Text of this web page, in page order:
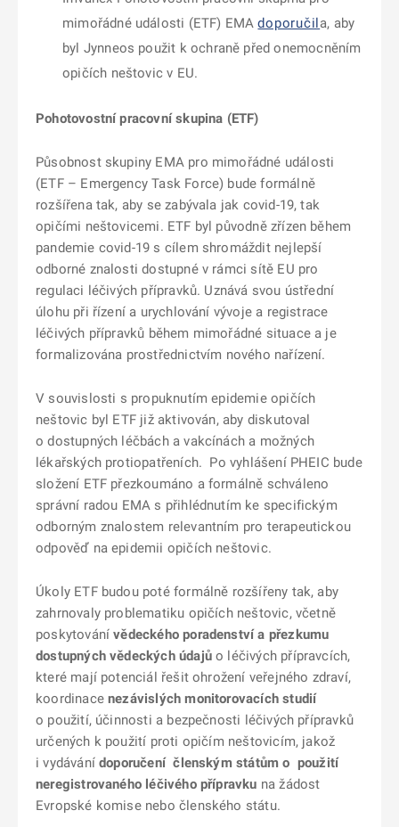
mimořádné události (ETF) EMAdoporučila, aby
byl Jynneos použit k ochraně před onemocněním
opičích neštovic v EU.
Pohotovostní pracovní skupina (ETF)
Působnost skupiny EMA pro mimořádné události
(ETF – Emergency Task Force) bude formálně
rozšířena tak, aby se zabývala jak covid-19, tak
opičími neštovicemi. ETF byl původně zřízen během
pandemie covid-19 s cílem shromáždit nejlepší
odborné znalosti dostupné v rámci sítě EU pro
regulaci léčivých přípravků. Uznává svou ústřední
úlohu při řízení a urychlování vývoje a registrace
léčivých přípravků během mimořádné situace a je
formalizována prostřednictvím nového nařízení.
V souvislosti s propuknutím epidemie opičích
neštovic byl ETF již aktivován, aby diskutoval
o dostupných léčbách a vakcínách a možných
lékařských protiopatřeních. Po vyhlášení PHEIC bude
složení ETF přezkoumáno a formálně schváleno
správní radou EMA s přihlédnutím ke specifickým
odborným znalostem relevantním pro terapeutickou
odpověď na epidemii opičích neštovic.
Úkoly ETF budou poté formálně rozšířeny tak, aby
zahrnovaly problematiku opičích neštovic, včetně
poskytovánívědeckého poradenství a přezkumu
dostupných vědeckých údajůo léčivých přípravcích,
které mají potenciál řešit ohrožení veřejného zdraví,
koordinacenezávislých monitorovacích studií
o použití, účinnosti a bezpečnosti léčivých přípravků
určených k použití proti opičím neštovicím, jakož
i vydávánídoporučení členským státům o použití
neregistrovaného léčivého přípravku na žádost
Evropské komise nebo členského státu.